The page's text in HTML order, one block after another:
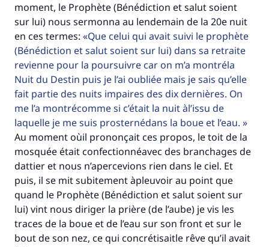
moment, le Prophète (Bénédiction et salut soient
sur lui) nous sermonna au lendemain de la 20e nuit
en ces termes:
Que celui qui avait suivi le prophète
(Bénédiction et salut soient sur lui) dans sa retraite
revienne pour la poursuivre car on m’a montréla
Nuit du Destin puis je l’ai oubliée mais je sais qu’elle
fait partie des nuits impaires des dix dernières. On
me l’a montrécomme si c’était la nuit àl’issu de
laquelle je me suis prosternédans la boue et l’eau.
Au moment oùil prononçait ces propos, le toit de la
mosquée était confectionnéavec des branchages de
dattier et nous n’apercevions rien dans le ciel. Et
puis, il se mit subitement àpleuvoir au point que
quand le Prophète (Bénédiction et salut soient sur
lui) vint nous diriger la prière (de l’aube) je vis les
traces de la boue et de l’eau sur son front et sur le
bout de son nez, ce qui concrétisaitle rêve qu’il avait